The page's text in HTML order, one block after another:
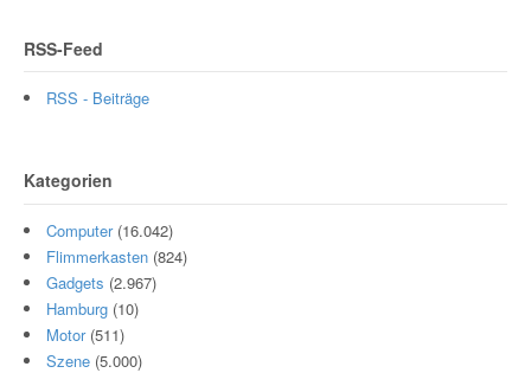
RSS-Feed
RSS - Beiträge
Kategorien
Computer(16.042)
Flimmerkasten (824)
Gadgets (2.967)
Hamburg (10)
Motor(511)
Szene (5.000)